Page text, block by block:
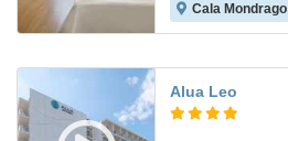
Cala Mondrago
Alua Leo